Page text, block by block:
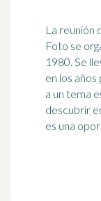
La reunión
Foto se
1980. Se
en los años pares. Cada
a un tema
descubrir
es una